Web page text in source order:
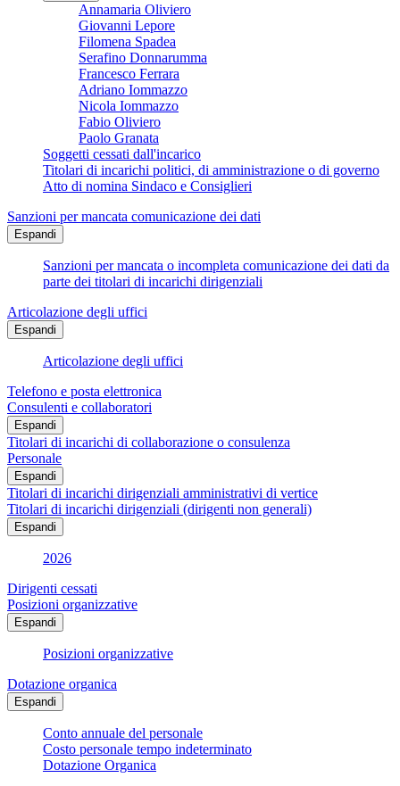
Annamaria Oliviero
Giovanni Lepore
Filomena Spadea
Serafino Donnarumma
Francesco Ferrara
Adriano Iommazzo
Nicola Iommazzo
Fabio Oliviero
Paolo Granata
Soggetti cessati dall'incarico
Titolari di incarichi politici, di amministrazione o di governo
Atto di nomina Sindaco e Consiglieri
Sanzioni per mancata comunicazione dei dati
Espandi
Sanzioni per mancata o incompleta comunicazione dei dati da
parte dei titolari di incarichi dirigenziali
Articolazione degli uffici
Espandi
Articolazione degli uffici
Telefono e posta elettronica
Consulenti e collaboratori
Espandi
Titolari di incarichi di collaborazione o consulenza
Personale
Espandi
Titolari di incarichi dirigenziali amministrativi di vertice
Titolari di incarichi dirigenziali (dirigenti non generali)
Espandi
2026
Dirigenti cessati
Posizioni organizzative
Espandi
Posizioni organizzative
Dotazione organica
Espandi
Conto annuale del personale
Costo personale tempo indeterminato
Dotazione Organica